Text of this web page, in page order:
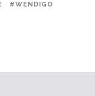
#WENDIGO